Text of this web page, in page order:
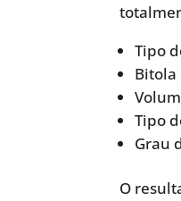
Tipo
Bitola
Tipo
Grau
O